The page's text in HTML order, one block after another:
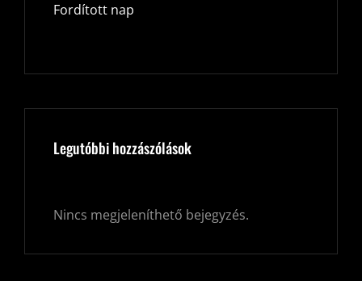
Fordított nap
Legutóbbi hozzászólások
Nincs megjeleníthető bejegyzés.